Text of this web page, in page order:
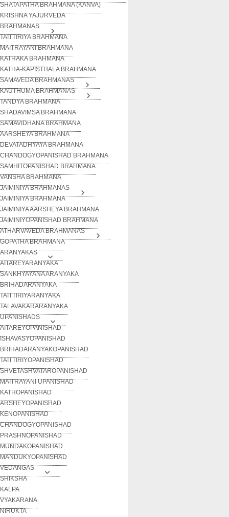
SHATAPATHA BRAHMANA (KANVA)
KRISHNA YAJURVEDA
BRAHMANAS
TAITTIRIYA BRAHMANA
MAITRAYANI BRAHMANA
KATHAKA BRAHMANA
KATHA-KAPISTHALA BRAHMANA
SAMAVEDA BRAHMANAS
KAUTHUMA BRAHMANAS
TANDYA BRAHMANA
SHADAVIMSA BRAHMANA
SAMAVIDHANA BRAHMANA
AARSHEYA BRAHMANA
DEVATADHYAYA BRAHMANA
CHANDOGYOPANISHAD BRAHMANA
SAMHITOPANISHAD BRAHMANA
VANSHA BRAHMANA
JAIMINIYA BRAHMANAS
JAIMINIYA BRAHMANA
JAIMINIYA AARSHEYA BRAHMANA
JAIMINIYOPANISHAD BRAHMANA
ATHARVAVEDA BRAHMANAS
GOPATHA BRAHMANA
ARANYAKAS
AITAREYARANYAKA
SANKHYAYANA ARANYAKA
BRIHADARANYAKA
TAITTIRIYARANYAKA
TALAVAKARARANYAKA
UPANISHADS
AITAREYOPANISHAD
ISHAVASYOPANISHAD
BRIHADARANYAKOPANISHAD
TAITTIRIYOPANISHAD
SHVETASHVATAROPANISHAD
MAITRAYANI UPANISHAD
KATHOPANISHAD
ARSHEYOPANISHAD
KENOPANISHAD
CHANDOGYOPANISHAD
PRASHNOPANISHAD
MUNDAKOPANISHAD
MANDUKYOPANISHAD
VEDANGAS
SHIKSHA
KALPA
VYAKARANA
NIRUKTA